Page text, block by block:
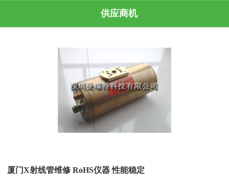
供应商机
厦门X射线管维修 RoHS仪器 性能稳定